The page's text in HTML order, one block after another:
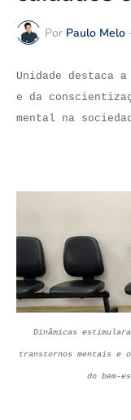
Por Paulo Melo
Unidade destaca
e da
mental na
Dinâmicas
transtornos mentais e
do bem-